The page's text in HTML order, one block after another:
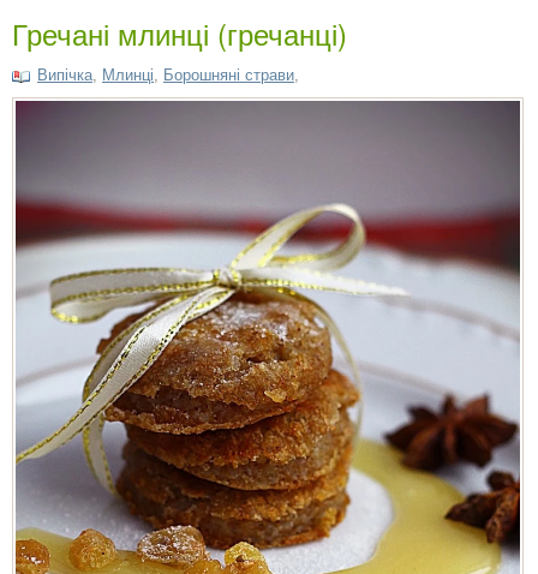
Гречані млинці (гречанці)
Випічка Млинці Борошняні страви